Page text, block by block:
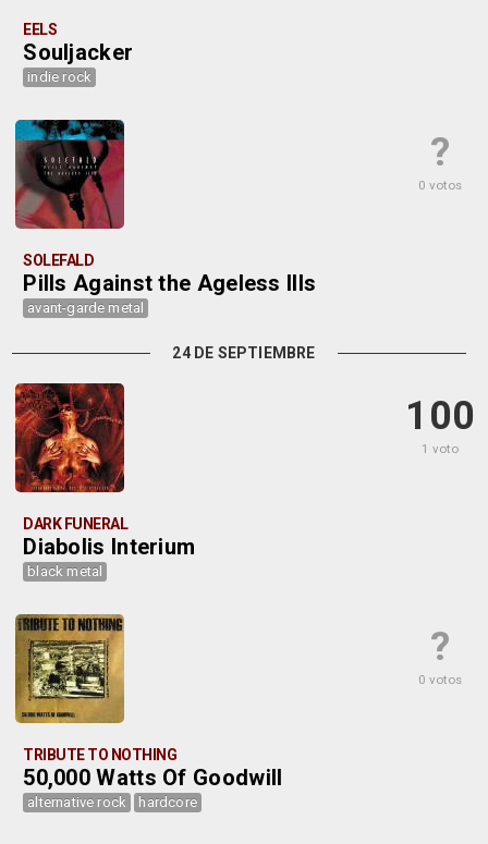
EELS
Souljacker
indie rock
?
0 votos
SOLEFALD
Pills Against the Ageless Ills
avant-garde metal
24 DE SEPTIEMBRE
100
1 voto
DARK FUNERAL
Diabolis Interium
black metal
?
0 votos
TRIBUTE TO NOTHING
50,000 Watts Of Goodwill
alternative rock hardcore